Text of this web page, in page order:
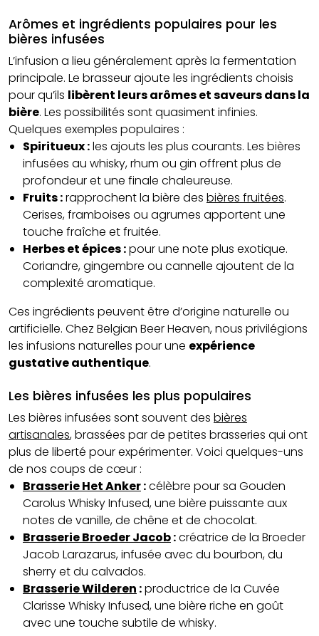
Arômes et ingrédients populaires pour les
bières infusées
L’infusion a lieu généralement après la fermentation
principale. Le brasseur ajoute les ingrédients choisis
pour qu’ils libèrent leurs arômes et saveurs dans la
bière. Les possibilités sont quasiment infinies.
Quelques exemples populaires :
Spiritueux :les ajouts les plus courants. Les bières
infusées au whisky, rhum ou gin offrent plus de
profondeur et une finale chaleureuse.
Fruits :rapprochent la bière des bières fruitées.
Cerises, framboises ou agrumes apportent une
touche fraîche et fruitée.
Herbes et épices :pour une note plus exotique.
Coriandre, gingembre ou cannelle ajoutent de la
complexité aromatique.
Ces ingrédients peuvent être d’origine naturelle ou
artificielle. Chez Belgian Beer Heaven, nous privilégions
les infusions naturelles pour une expérience
gustative authentique.
Les bières infusées les plus populaires
Les bières infusées sont souvent des bières
artisanales, brassées par de petites brasseries qui ont
plus de liberté pour expérimenter. Voici quelques-uns
de nos coups de cœur :
Brasserie Het Anker:célèbre pour sa Gouden
Carolus Whisky Infused, une bière puissante aux
notes de vanille, de chêne et de chocolat.
Brasserie Broeder Jacob:créatrice de la Broeder
Jacob Larazarus, infusée avec du bourbon, du
sherry et du calvados.
Brasserie Wilderen :productrice de la Cuvée
Clarisse Whisky Infused, une bière riche en goût
avec une touche subtile de whisky.